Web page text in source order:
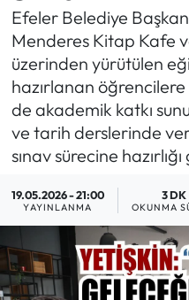
Efeler Belediye
Menderes Kitap Kafe
üzerinden yürütülen
hazırlanan öğrencilere
de akademik katkı
ve tarih derslerinde
sınav sürecine
19.05.2026 - 21:00
YAYINLANMA
3 DK
OKUNMA
GÜNCEL
GÜNDEM
MAGAZİN
SAĞLIK
SİYASET
SPOR
TARIM
Son Dakika
Haber Arşivi